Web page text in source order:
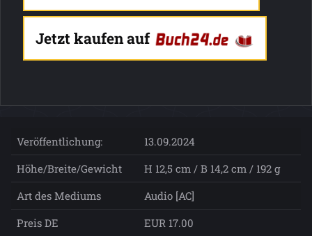
Jetzt kaufen auf
Veröffentlichung:
13.09.2024
Höhe/Breite/Gewicht
H 12,5 cm / B 14,2 cm / 192 g
Art des Mediums
Audio [AC]
Preis DE
EUR 17.00